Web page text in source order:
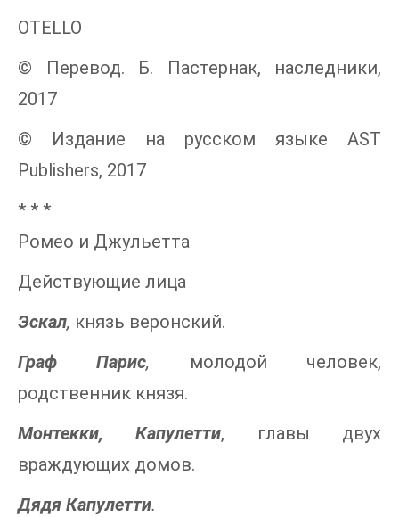
OTELLO
© Перевод. Б. Пастернак, наследники,
2017
© Издание на русском языке AST
Publishers, 2017
* * *
Ромео и Джульетта
Действующие лица
Эскал, князь веронский.
Граф Парис, молодой человек,
родственник князя.
Монтекки, Капулетти, главы двух
враждующих домов.
Дядя Капулетти.